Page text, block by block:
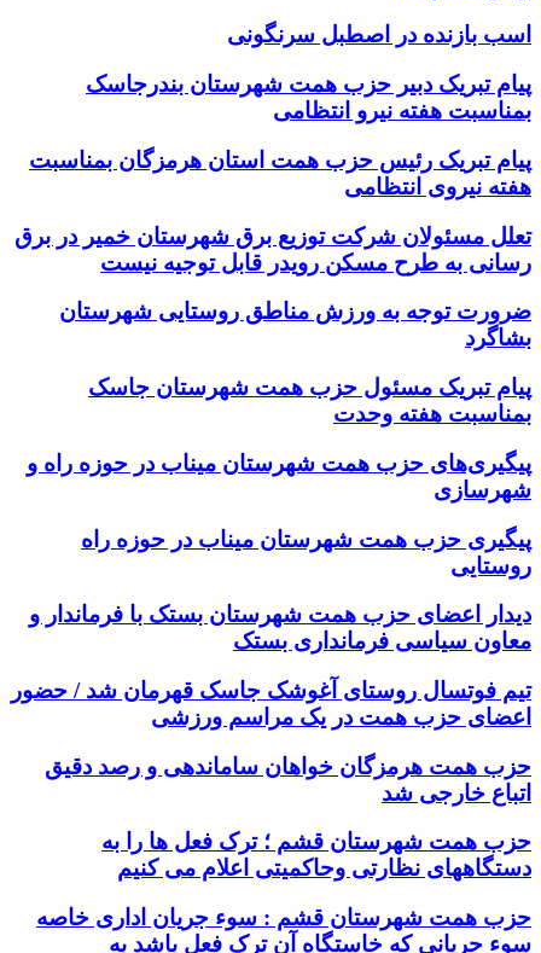
اسب بازنده در اصطبل سرنگونی
پیام تبریک دبیر حزب همت شهرستان بندرجاسک
بمناسبت هفته نیرو انتظامی
پیام تبریک رئیس حزب همت استان هرمزگان بمناسبت
هفته نیروی انتظامی
تعلل مسئولان شرکت توزیع برق شهرستان خمیر در برق
رسانی به طرح مسکن رویدر قابل توجیه نیست
ضرورت توجه به ورزش مناطق روستایی شهرستان
بشاگرد
پیام تبریک مسئول حزب همت شهرستان جاسک
بمناسبت هفته وحدت
پیگیری‌های حزب همت شهرستان میناب در حوزه راه و
شهرسازی
پیگیری حزب همت شهرستان میناب در حوزه راه
روستایی
دیدار اعضای حزب همت شهرستان بستک با فرماندار و
معاون سیاسی فرمانداری بستک
تیم فوتسال روستای آغوشک جاسک قهرمان شد / حضور
اعضای حزب همت در یک مراسم ورزشی
حزب همت هرمزگان خواهان ساماندهی و رصد دقیق
اتباع خارجی شد
حزب همت شهرستان قشم ؛ ترک فعل ها را به
دستگاههای نظارتی وحاکمیتی اعلام می کنیم
حزب همت شهرستان قشم : سوء جریان اداری خاصه
سوء جریانی که خاستگاه آن ترک فعل باشد به